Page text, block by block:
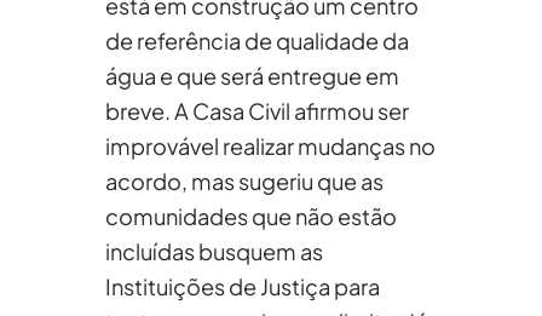
de referência de qualidade da
água e que será entregue em
breve. A Casa Civil afirmou ser
improvável realizar mudanças no
acordo, mas sugeriu que as
comunidades que não estão
incluídas busquem as
Instituições de Justiça para